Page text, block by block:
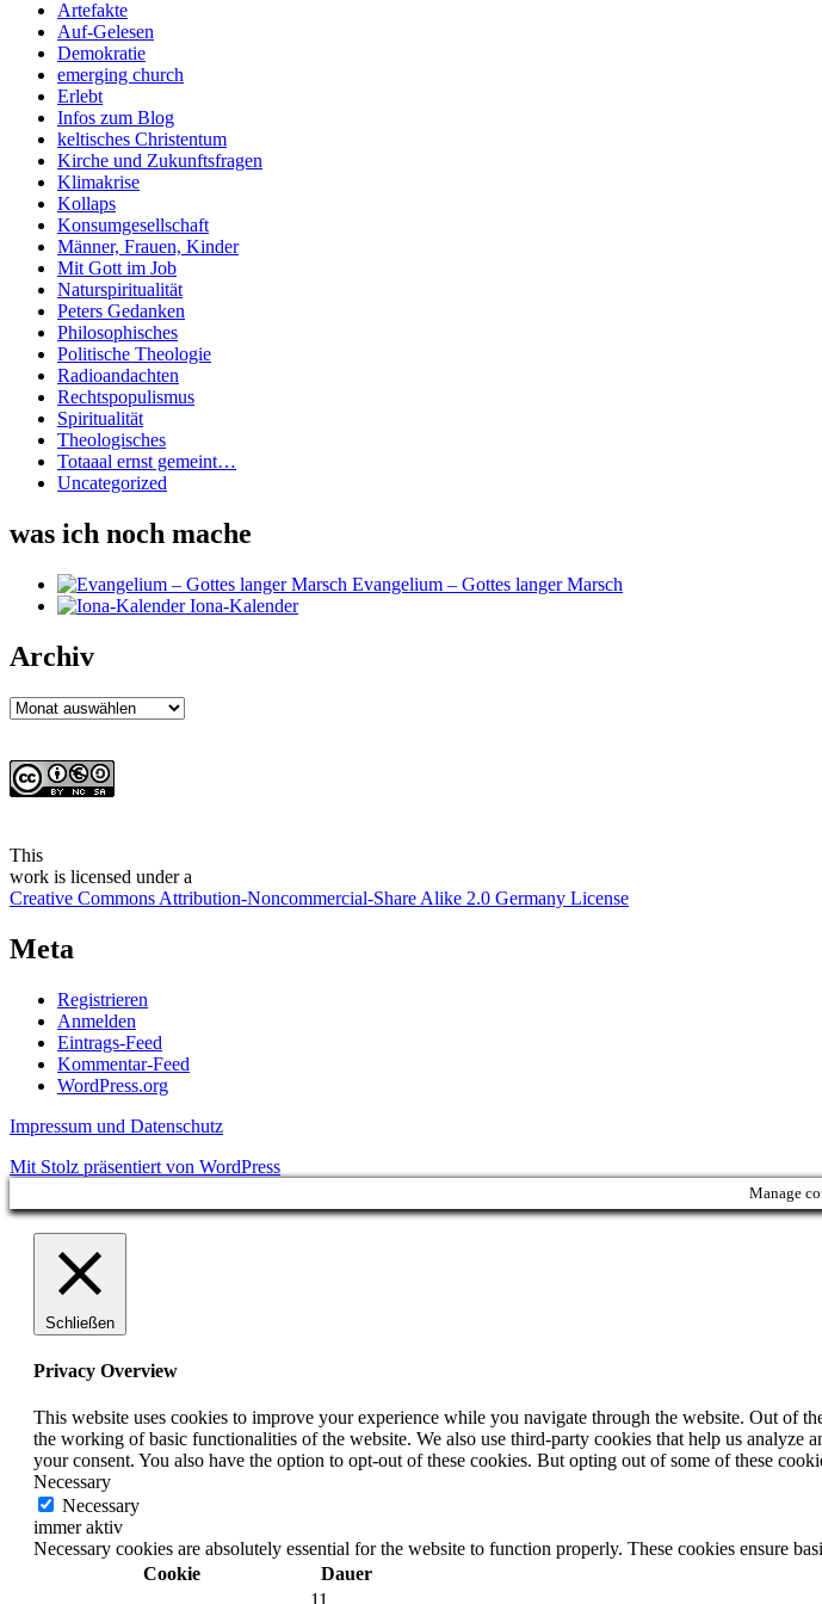
Artefakte
Auf-Gelesen
Demokratie
emerging church
Erlebt
Infos zum Blog
keltisches Christentum
Kirche und Zukunftsfragen
Klimakrise
Kollaps
Konsumgesellschaft
Männer, Frauen, Kinder
Mit Gott im Job
Naturspiritualität
Peters Gedanken
Philosophisches
Politische Theologie
Radioandachten
Rechtspopulismus
Spiritualität
Theologisches
Totaaal ernst gemeint…
Uncategorized
was ich noch mache
Evangelium – Gottes langer Marsch
Iona-Kalender
Archiv
Archiv
This
work is licensed under a
Creative Commons Attribution-Noncommercial-Share Alike 2.0 Germany License
Meta
Registrieren
Anmelden
Eintrags-Feed
Kommentar-Feed
WordPress.org
Impressum und Datenschutz
Mit Stolz präsentiert von WordPress
Manage
Schließen
Privacy Overview
This website uses cookies to improve your experience while you navigate through the website. Out of
the working of basic functionalities of the website. We also use third-party cookies that help us
your consent. You also have the option to opt-out of these cookies. But opting out of some of these
Necessary
Necessary
immer aktiv
Necessary cookies are absolutely essential for the website to function properly. These cookies ensure
Cookie
Dauer
11